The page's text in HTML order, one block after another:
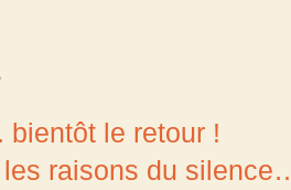
bientôt le retour !
les raisons du